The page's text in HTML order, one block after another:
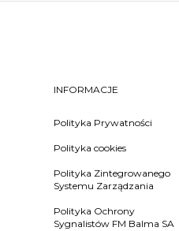
INFORMACJE
Polityka Prywatności
Polityka cookies
Polityka Zintegrowanego
Systemu Zarządzania
Polityka Ochrony
Sygnalistów FM Balma SA